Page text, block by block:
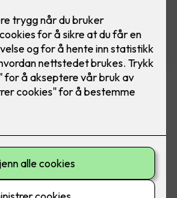
Luna
design.
sømløst inn i hjemmet ditt og
behovene dine.